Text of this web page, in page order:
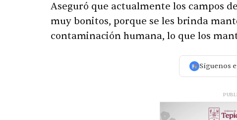
Aseguró que actualmente los campos
muy bonitos, porque se les brinda
contaminación humana, lo que los
Síguenos